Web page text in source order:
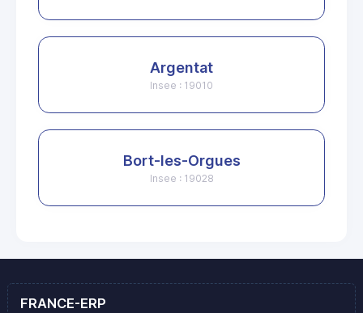
Argentat
Insee : 19010
Bort-les-Orgues
Insee : 19028
FRANCE-ERP